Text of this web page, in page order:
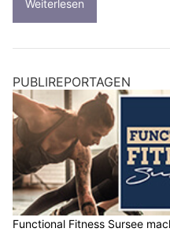
Weiterlesen
PUBLIREPORTAGEN
Functional Fitness Sursee